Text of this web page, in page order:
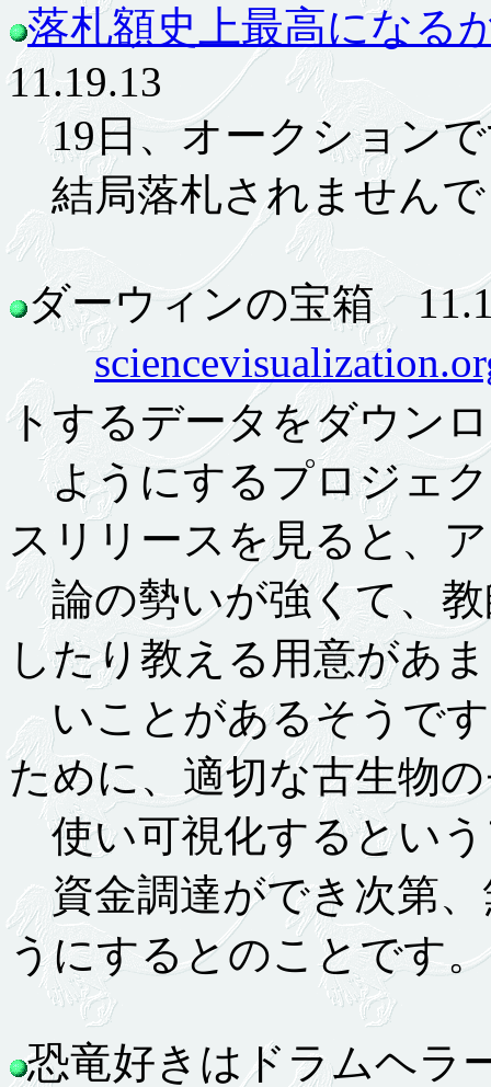
落札額史上最高になる
11.19.13
19日、オークション
結局落札されません
ダーウィンの宝箱
トするデータをダウン
ようにするプロジェ
スリリースを見ると、
論の勢いが強くて、教
したり教える用意があ
いことがあるそうです
ために、適切な古生物
使い可視化するとい
資金調達ができ次第、
うにするとのことです。
恐竜好きはドラムヘラ